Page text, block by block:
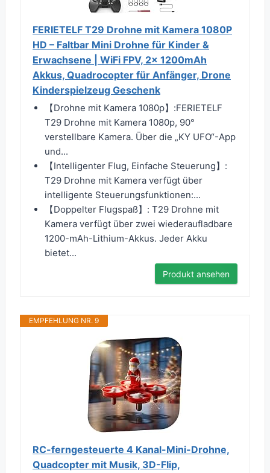
FERIETELF T29 Drohne mit Kamera 1080P
HD – Faltbar Mini Drohne für Kinder &
Erwachsene | WiFi FPV, 2x 1200mAh
Akkus, Quadrocopter für Anfänger, Drone
Kinderspielzeug Geschenk
【Drohne mit Kamera 1080p】:FERIETELF
T29 Drohne mit Kamera 1080p, 90°
verstellbare Kamera. Über die „KY UFO“-App
und...
【Intelligenter Flug, Einfache Steuerung】:
T29 Drohne mit Kamera verfügt über
intelligente Steuerungsfunktionen:...
【Doppelter Flugspaß】: T29 Drohne mit
Kamera verfügt über zwei wiederaufladbare
1200-mAh-Lithium-Akkus. Jeder Akku
bietet...
Produkt ansehen
EMPFEHLUNG NR. 9
RC-ferngesteuerte 4 Kanal-Mini-Drohne,
Quadcopter mit Musik, 3D-Flip,